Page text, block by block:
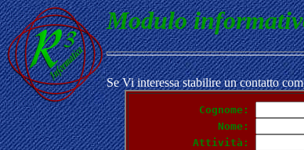
Modulo
Se Vi interessa stabilire un contatto
Cognome:
Nome:
Attività: